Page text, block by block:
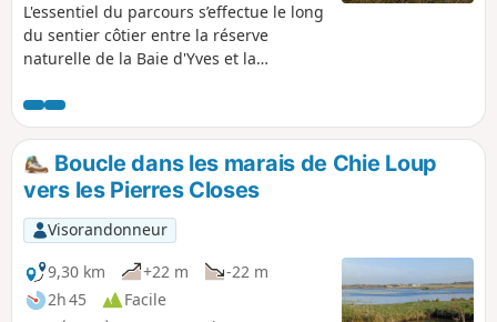
L'essentiel du parcours s’effectue le long
du sentier côtier entre la réserve
naturelle de la Baie d'Yves et la
nombreux pontons de pêche au carrelet
sur votre route et pourrez visiter le Fort
Vauban à l'estuaire de la Charente. Vous
aurez sous les yeux un paysage
totalement différent selon la marée.
Boucle dans les marais de Chie Loup
vers les Pierres Closes
Visorandonneur
9,30 km
+22 m
-22 m
2h 45
Facile